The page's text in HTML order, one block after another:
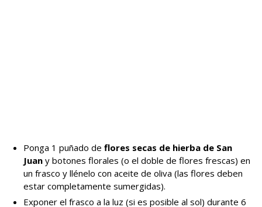
Ponga 1 puñado de flores secas de hierba de San
Juan y botones florales (o el doble de flores frescas) en
un frasco y llénelo con aceite de oliva (las flores deben
estar completamente sumergidas).
Exponer el frasco a la luz (si es posible al sol) durante 6